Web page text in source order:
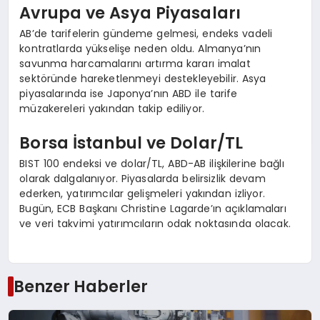
Avrupa ve Asya Piyasaları
AB’de tarifelerin gündeme gelmesi, endeks vadeli
kontratlarda yükselişe neden oldu. Almanya’nın
savunma harcamalarını artırma kararı imalat
sektöründe hareketlenmeyi destekleyebilir. Asya
piyasalarında ise Japonya’nın ABD ile tarife
müzakereleri yakından takip ediliyor.
Borsa İstanbul ve Dolar/TL
BIST 100 endeksi ve dolar/TL, ABD-AB ilişkilerine bağlı
olarak dalgalanıyor. Piyasalarda belirsizlik devam
ederken, yatırımcılar gelişmeleri yakından izliyor.
Bugün, ECB Başkanı Christine Lagarde’ın açıklamaları
ve veri takvimi yatırımcıların odak noktasında olacak.
Benzer Haberler